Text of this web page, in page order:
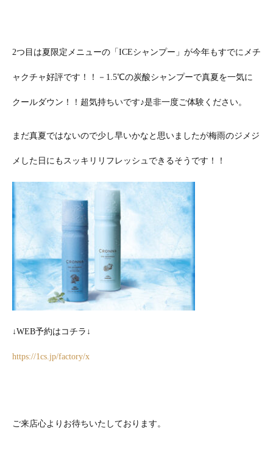
2つ目は夏限定メニューの「ICEシャンプー」が今年もすでにメチ
ャクチャ好評です！！－1.5℃の炭酸シャンプーで真夏を一気に
クールダウン！！超気持ちいです♪是非一度ご体験ください。
まだ真夏ではないので少し早いかなと思いましたが梅雨のジメジ
メした日にもスッキリリフレッシュできるそうです！！
↓WEB予約はコチラ↓
https://1cs.jp/factory/x
ご来店心よりお待ちいたしております。